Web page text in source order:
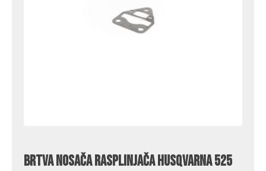
Brtva nosača rasplinjača Husqvarna 525